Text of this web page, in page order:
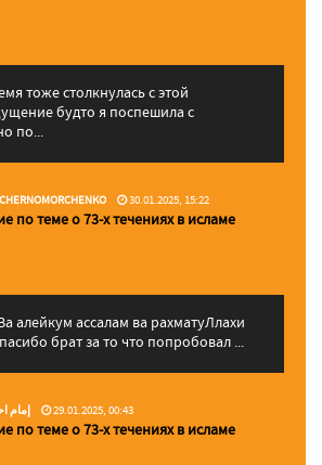
тоже столкнулась с этой
будто я поспешила с
по...
30.01.2025, 15:22
по теме о 73-х течениях в исламе
брат за то что попробовал ...
إمام 29.01.2025, 00:43
по теме о 73-х течениях в исламе